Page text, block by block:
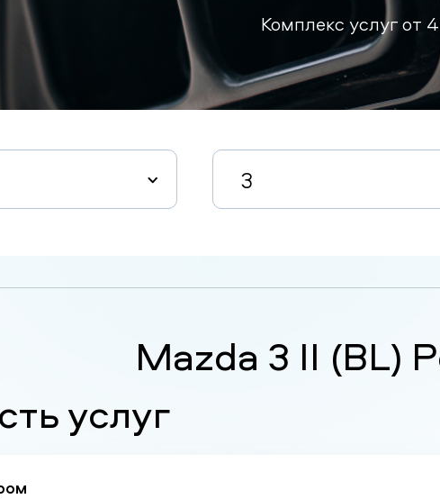
Комплекс услуг от
3
Mazda 3 II (BL)
услуг